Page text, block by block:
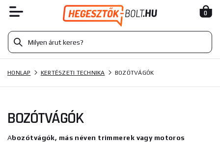
0
HONLAP KERTÉSZETI TECHNIKA BOZÓTVÁGÓK
BOZÓTVÁGÓK
Abozótvágók, más néven trimmerek vagy motoros